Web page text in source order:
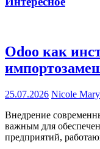
Odoo как
25.07.2026 Nicole Mary
Внедрение
важным для
предприятий,